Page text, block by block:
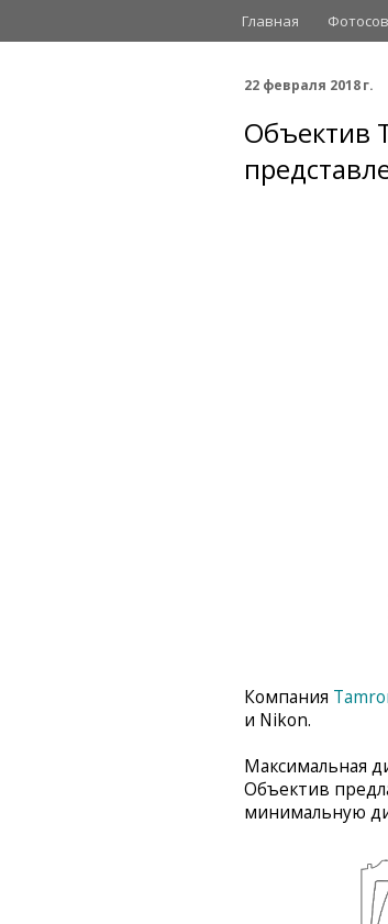
Главная
22 февраля 2018 г.
Объектив
Компания
и Nikon.
Максимальная
Объектив
минимальную